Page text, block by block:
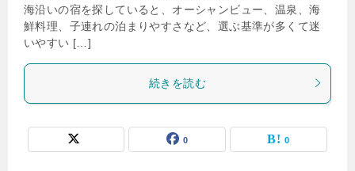
海沿いの宿を探していると、オーシャンビュー、温泉、海
鮮料理、子連れの泊まりやすさなど、選ぶ基準が多くて迷
いやすい […]
続きを読む
0 0